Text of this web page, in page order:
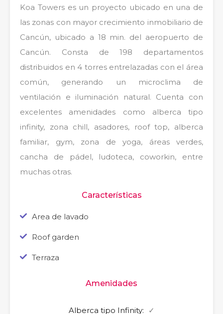
Koa Towers es un proyecto ubicado en una de
las zonas con mayor crecimiento inmobiliario de
Cancún, ubicado a 18 min. del aeropuerto de
Cancún. Consta de 198 departamentos
distribuidos en 4 torres entrelazadas con el área
común, generando un microclima de
ventilación e iluminación natural. Cuenta con
excelentes amenidades como alberca tipo
infinity, zona chill, asadores, roof top, alberca
familiar, gym, zona de yoga, áreas verdes,
cancha de pádel, ludoteca, coworkin, entre
muchas otras.
Características
Area de lavado
Roof garden
Terraza
Amenidades
Alberca tipo Infinity: ✓